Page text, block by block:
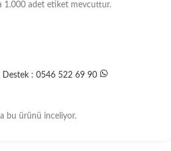
1.000 adet etiket mevcuttur.
Destek : 0546 522 69 90
bu ürünü inceliyor.